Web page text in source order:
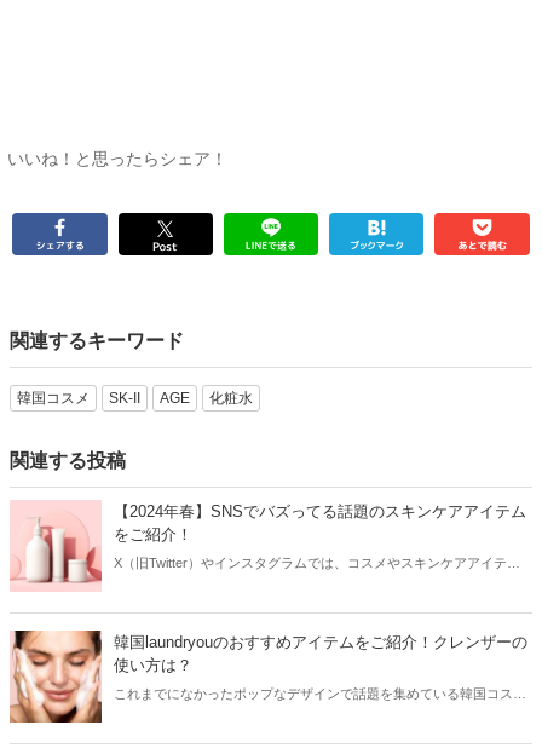
いいね！と思ったらシェア！
関連するキーワード
韓国コスメ SK-II AGE 化粧水
関連する投稿
【2024年春】SNSでバズってる話題のスキンケアアイテム
をご紹介！
X（旧Twitter）やインスタグラムでは、コスメやスキンケアアイテム
SNSをチェックしているはず！そこで今回はSNSでバズってる話題の
スキンケアアイテムをご紹介します。
韓国laundryouのおすすめアイテムをご紹介！クレンザーの
使い方は？
これまでになかったポップなデザインで話題を集めている韓国コスメ